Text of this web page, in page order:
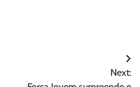
Next: